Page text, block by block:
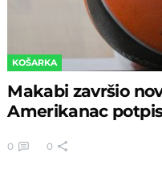
KOŠARKA
Makabi završio
Amerikanac
0 0